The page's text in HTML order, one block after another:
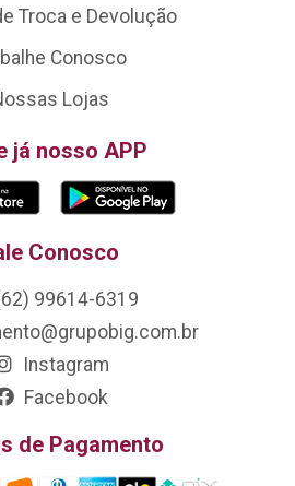
Troca e Devolução
Conosco
Lojas
já nosso APP
Conosco
99614-6319
Instagram
Facebook
de Pagamento